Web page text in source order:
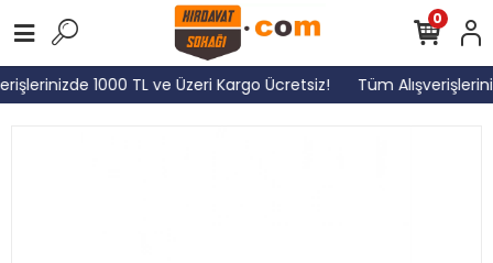
1000 TL ve Üzeri Kargo Ücretsiz! Tüm
0